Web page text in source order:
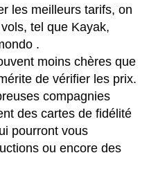
les meilleurs tarifs, on
tel que Kayak,
.
moins chères que
de vérifier les prix.
compagnies
des cartes de fidélité
pourront vous
ou encore des